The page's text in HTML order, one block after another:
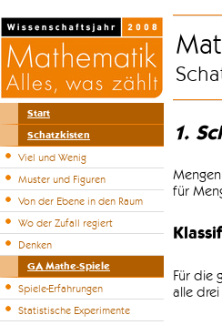
Start
Schatzkisten
Viel und Wenig
Muster und Figuren
Von der Ebene in den Raum
Wo der Zufall regiert
Denken
GA Mathe-Spiele
Spiele-Erfahrungen
Statistische Experimente
1.
für
Für die
alle